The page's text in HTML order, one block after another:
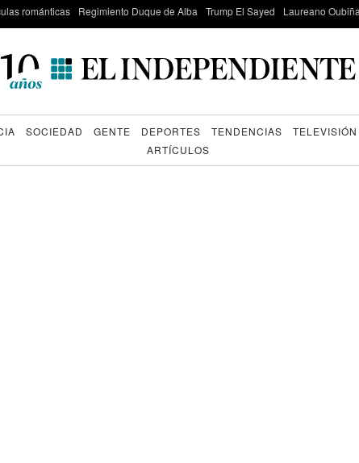
románticas Regimiento Duque de Alba Trump El Sayed Laureano
SOCIEDAD GENTE DEPORTES TENDENCIAS
TELEVISIÓN
ARTÍCULOS